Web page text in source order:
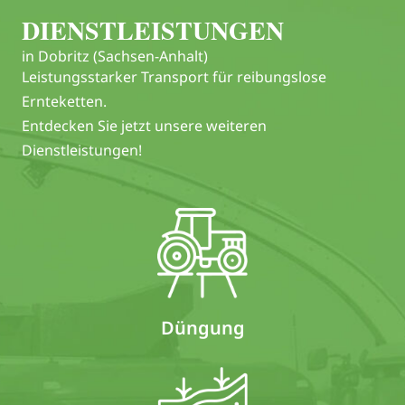
DIENSTLEISTUNGEN
in Dobritz (Sachsen-Anhalt)
Leistungsstarker Transport für reibungslose
Ernteketten.
Entdecken Sie jetzt unsere weiteren
Dienstleistungen!
Düngung